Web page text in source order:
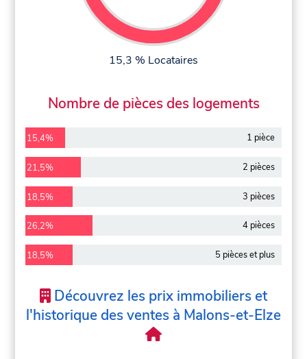
15,3 % Locataires
Nombre de pièces des logements
15,4% 1 pièce
21,5% 2 pièces
18,5% 3 pièces
26,2% 4 pièces
18,5% 5 pièces et plus
Découvrez les prix immobiliers et
l'historique des ventes à Malons-et-Elze